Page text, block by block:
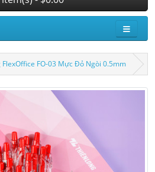
FlexOffice FO-03 Mực Đỏ Ngòi 0.5mm